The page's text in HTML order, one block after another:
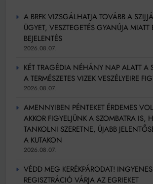
A BRFK VIZSGÁLHATJA TOVÁBB A
ÜGYET, VESZTEGETÉS GYANÚJA MIATT
BEJELENTÉS
2026.08.07.
KÉT TRAGÉDIA NÉHÁNY NAP ALATT A
A TERMÉSZETES VIZEK VESZÉLYEIRE
2026.08.07.
AMENNYIBEN PÉNTEKET ÉRDEMES
AKKOR FIGYELJÜNK A SZOMBATRA IS,
TANKOLNI SZERETNE, ÚJABB
A KUTAKON
2026.08.07.
VÉDD MEG KERÉKPÁRODAT!
REGISZTRÁCIÓ VÁRJA AZ EGRIEKET